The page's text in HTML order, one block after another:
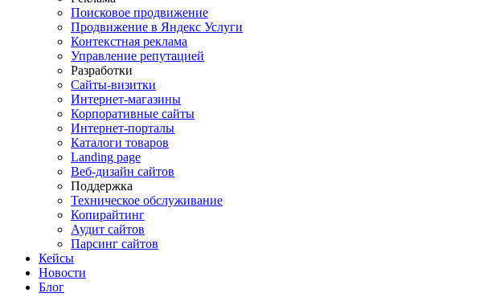
Поисковое продвижение
Продвижение в Яндекс Услуги
Контекстная реклама
Управление репутацией
Разработки
Сайты-визитки
Интернет-магазины
Корпоративные сайты
Интернет-порталы
Каталоги товаров
Landing page
Веб-дизайн сайтов
Поддержка
Техническое обслуживание
Копирайтинг
Аудит сайтов
Парсинг сайтов
Кейсы
Новости
Блог